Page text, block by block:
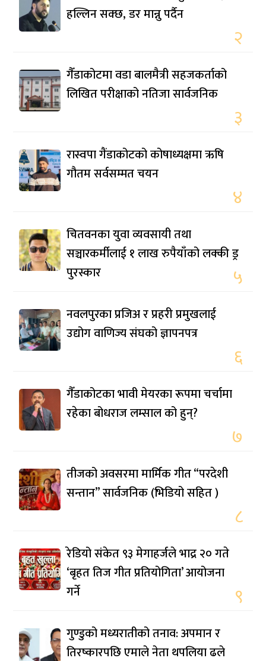
हल्लिन सक्छ, डर मान्नु पर्दैन
२
गैँडाकोटमा वडा बालमैत्री सहजकर्ताको
लिखित परीक्षाको नतिजा सार्वजनिक
३
रास्वपा गैंडाकोटको कोषाध्यक्षमा ऋषि
गौतम सर्वसम्मत चयन
४
चितवनका युवा व्यवसायी तथा
सञ्चारकर्मीलाई १ लाख रुपैयाँको लक्की ड्र
पुरस्कार
५
नवलपुरका प्रजिअ र प्रहरी प्रमुखलाई
उद्योग वाणिज्य संघको ज्ञापनपत्र
६
गैँडाकोटका भावी मेयरका रूपमा चर्चामा
रहेका बोधराज लम्साल को हुन्?
७
तीजको अवसरमा मार्मिक गीत “परदेशी
सन्तान” सार्वजनिक (भिडियो सहित )
८
रेडियो संकेत ९३ मेगाहर्जले भाद्र २० गते
‘बृहत तिज गीत प्रतियोगिता’ आयोजना
गर्ने
९
गुण्डुको मध्यरातीको तनाव: अपमान र
तिरष्कारपछि एमाले नेता थपलिया ढले